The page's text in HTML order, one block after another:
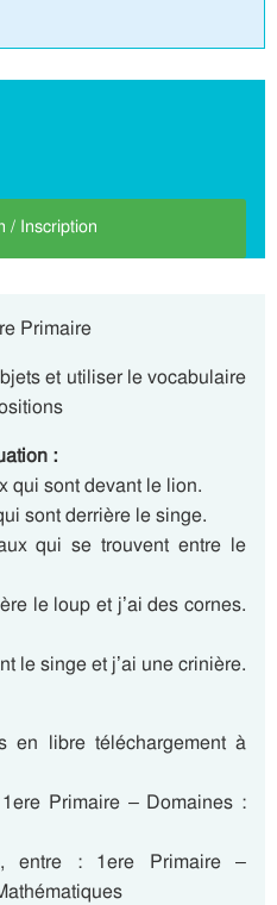
/ Inscription
Primaire
et utiliser le vocabulaire
:
sont devant le lion.
sont derrière le singe.
qui se trouvent entre le
le loup et j’ai des cornes.
le singe et j’ai une crinière.
en libre téléchargement à
Primaire – Domaines :
entre : 1ere Primaire –